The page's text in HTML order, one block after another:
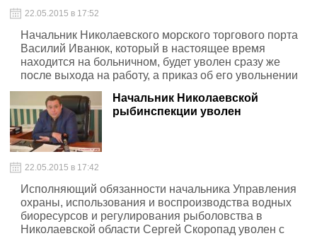
22.05.2015 в 17:52
Начальник Николаевского морского торгового порта
Василий Иванюк, который в настоящее время
находится на больничном, будет уволен сразу же
после выхода на работу, а приказ об его увольнении
уже подписан.
Начальник Николаевской
рыбинспекции уволен
22.05.2015 в 17:42
Исполняющий обязанности начальника Управления
охраны, использования и воспроизводства водных
биоресурсов и регулирования рыболовства в
Николаевской области Сергей Скоропад уволен с